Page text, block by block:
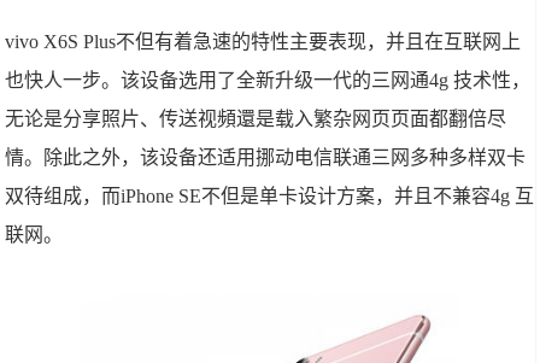
vivo X6S Plus不但有着急速的特性主要表现，并且在互联网上
也快人一步。该设备选用了全新升级一代的三网通4g 技术性，
无论是分享照片、传送视頻還是载入繁杂网页页面都翻倍尽
情。除此之外，该设备还适用挪动电信联通三网多种多样双卡
双待组成，而iPhone SE不但是单卡设计方案，并且不兼容4g 互
联网。